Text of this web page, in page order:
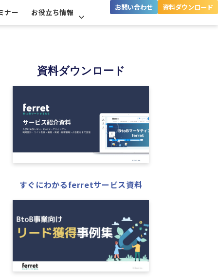
ナー お役立ち情報
お問い合わせ 資料ダウンロード
資料ダウンロード
すぐにわかるferretサービス資料